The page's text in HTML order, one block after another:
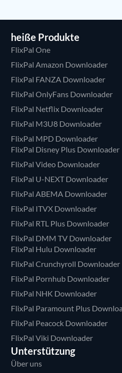
heiße Produkte
FlixPal One
FlixPal Amazon Downloader
FlixPal FANZA Downloader
FlixPal OnlyFans Downloader
FlixPal Netflix Downloader
FlixPal M3U8 Downloader
FlixPal MPD Downloader
FlixPal Disney Plus Downloader
FlixPal Video Downloader
FlixPal U-NEXT Downloader
FlixPal ABEMA Downloader
FlixPal ITVX Downloader
FlixPal RTL Plus Downloader
FlixPal DMM TV Downloader
FlixPal Hulu Downloader
FlixPal Crunchyroll Downloader
FlixPal Pornhub Downloader
FlixPal NHK Downloader
FlixPal Paramount Plus
FlixPal Peacock Downloader
FlixPal Viki Downloader
Unterstützung
Über uns